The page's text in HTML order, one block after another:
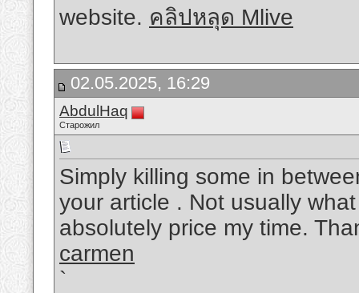
website. คลิปหลุด Mlive
02.05.2025, 16:29
AbdulHaq
Старожил
Simply killing some in
your article . Not usually
absolutely price my time.
carmen
`